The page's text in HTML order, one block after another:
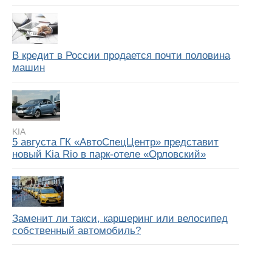
В кредит в России продается почти половина
машин
KIA
5 августа ГК «АвтоСпецЦентр» представит
новый Kia Rio в парк-отеле «Орловский»
Заменит ли такси, каршеринг или велосипед
собственный автомобиль?